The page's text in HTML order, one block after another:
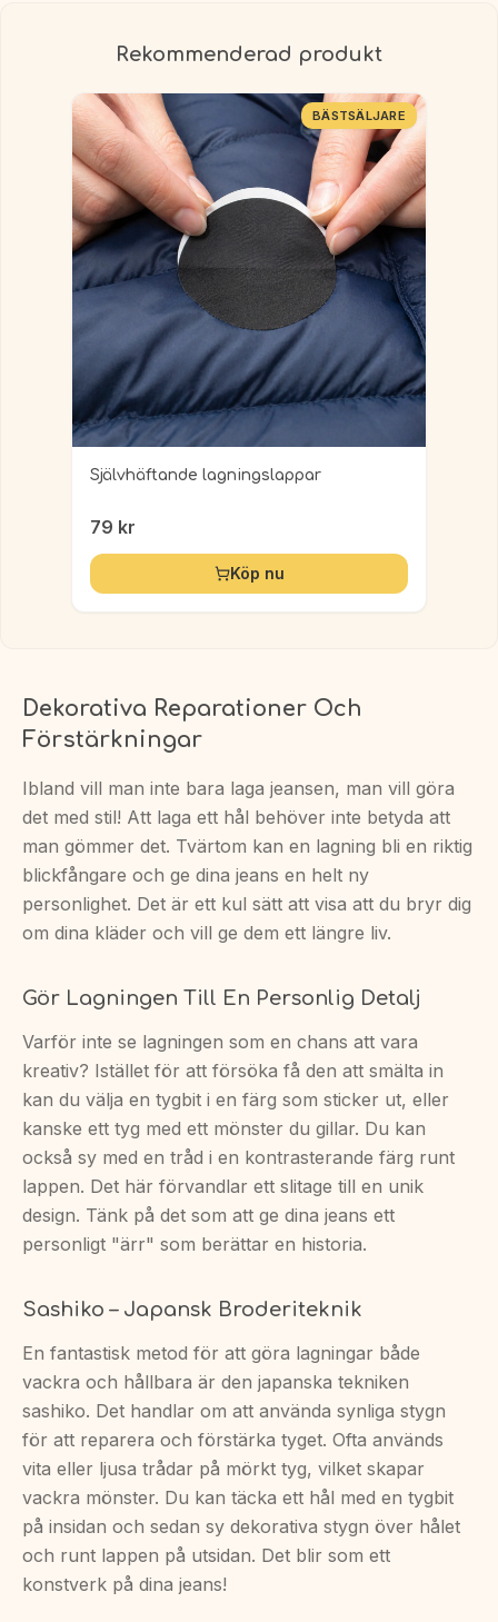
Rekommenderad produkt
BÄSTSÄLJARE
Självhäftande lagningslappar
79 kr
Köp nu
Dekorativa Reparationer Och
Förstärkningar
Ibland vill man inte bara laga jeansen, man vill göra
det med stil! Att laga ett hål behöver inte betyda att
man gömmer det. Tvärtom kan en lagning bli en riktig
blickfångare och ge dina jeans en helt ny
personlighet. Det är ett kul sätt att visa att du bryr dig
om dina kläder och vill ge dem ett längre liv.
Gör Lagningen Till En Personlig Detalj
Varför inte se lagningen som en chans att vara
kreativ? Istället för att försöka få den att smälta in
kan du välja en tygbit i en färg som sticker ut, eller
kanske ett tyg med ett mönster du gillar. Du kan
också sy med en tråd i en kontrasterande färg runt
lappen. Det här förvandlar ett slitage till en unik
design. Tänk på det som att ge dina jeans ett
personligt "ärr" som berättar en historia.
Sashiko – Japansk Broderiteknik
En fantastisk metod för att göra lagningar både
vackra och hållbara är den japanska tekniken
sashiko. Det handlar om att använda synliga stygn
för att reparera och förstärka tyget. Ofta används
vita eller ljusa trådar på mörkt tyg, vilket skapar
vackra mönster. Du kan täcka ett hål med en tygbit
på insidan och sedan sy dekorativa stygn över hålet
och runt lappen på utsidan. Det blir som ett
konstverk på dina jeans!